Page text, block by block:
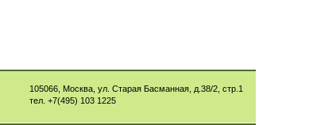
105066 Москва ул. Старая Басманная, д.38/2, стр.1
тел. +7(495) 103 1225